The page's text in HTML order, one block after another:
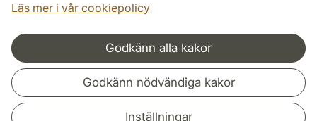
Läs mer i vår cookiepolicy
Godkänn alla kakor
Godkänn nödvändiga kakor
Inställningar
Samarbeten och nätverk